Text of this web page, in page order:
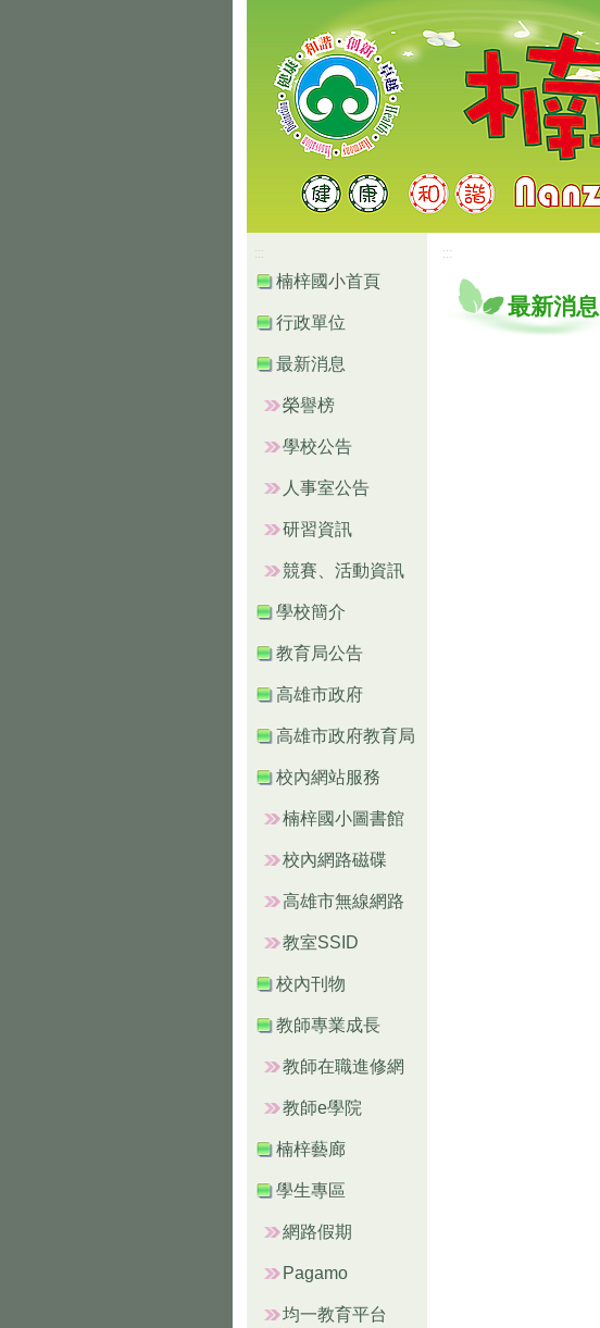
高雄市楠梓區楠梓國小
:::
楠梓國小首頁
行政單位
最新消息
榮譽榜
學校公告
人事室公告
研習資訊
競賽、活動資訊
學校簡介
教育局公告
高雄市政府
高雄市政府教育局
校內網站服務
楠梓國小圖書館
校內網路磁碟
高雄市無線網路
教室SSID
校內刊物
教師專業成長
教師在職進修網
教師e學院
楠梓藝廊
學生專區
網路假期
Pagamo
均一教育平台
:::
最新消息